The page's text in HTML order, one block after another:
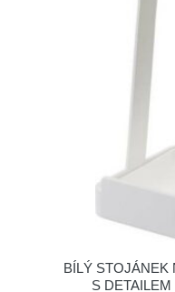
BÍLÝ STOJÁNEK
S